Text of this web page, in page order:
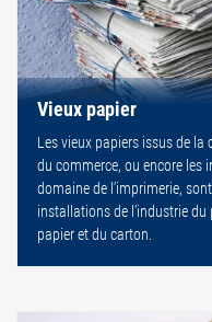
Vieux papier
Les vieux papiers issus de la
du commerce, ou encore les
domaine de l’imprimerie,
installations de l’industrie
papier et du carton.